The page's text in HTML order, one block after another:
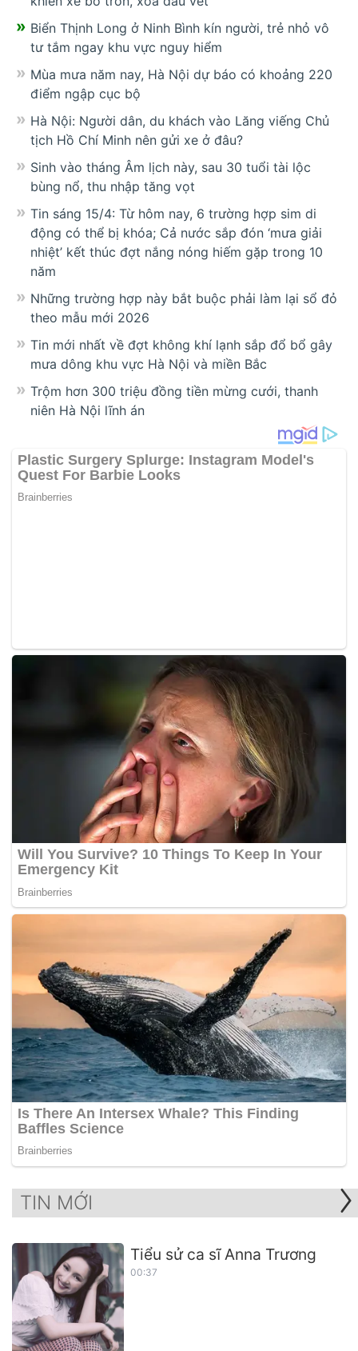
Biển Thịnh Long ở Ninh Bình kín người, trẻ nhỏ vô
tư tắm ngay khu vực nguy hiểm
Mùa mưa năm nay, Hà Nội dự báo có khoảng 220
điểm ngập cục bộ
Hà Nội: Người dân, du khách vào Lăng viếng Chủ
tịch Hồ Chí Minh nên gửi xe ở đâu?
Sinh vào tháng Âm lịch này, sau 30 tuổi tài lộc
bùng nổ, thu nhập tăng vọt
Tin sáng 15/4: Từ hôm nay, 6 trường hợp sim di
động có thể bị khóa; Cả nước sắp đón ‘mưa giải
nhiệt’ kết thúc đợt nắng nóng hiếm gặp trong 10
năm
Những trường hợp này bắt buộc phải làm lại sổ đỏ
theo mẫu mới 2026
Tin mới nhất về đợt không khí lạnh sắp đổ bổ gây
mưa dông khu vực Hà Nội và miền Bắc
Trộm hơn 300 triệu đồng tiền mừng cưới, thanh
niên Hà Nội lĩnh án
TIN MỚI
Tiểu sử ca sĩ Anna Trương
00:37